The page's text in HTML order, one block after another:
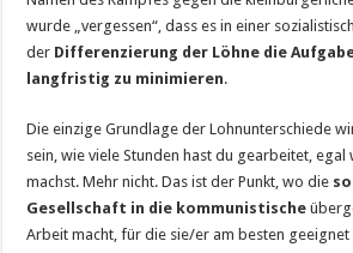
wurde „vergessen“, dass es in einer
der Differenzierung der Löhne die
langfristig zu minimieren.
Die einzige Grundlage der Lohnunterschiede
sein, wie viele Stunden hast du gearbeitet, egal
machst. Mehr nicht. Das ist der Punkt, wo die
Gesellschaft in die kommunistische
Arbeit macht, für die sie/er am besten geeignet